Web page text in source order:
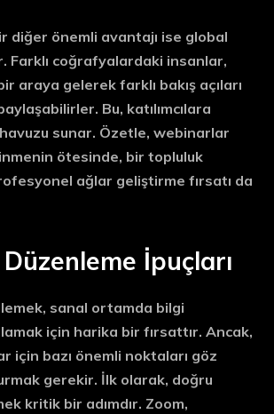
diğer önemli avantajı ise global
Farklı coğrafyalardaki insanlar,
araya gelerek farklı bakış açıları
Bu, katılımcılara
sunar. Özetle, webinarlar
ötesinde, bir topluluk
ağlar geliştirme fırsatı da
İpuçları
sanal ortamda bilgi
için harika bir fırsattır. Ancak,
için bazı önemli noktaları göz
gerekir. İlk olarak, doğru
kritik bir adımdır. Zoom,